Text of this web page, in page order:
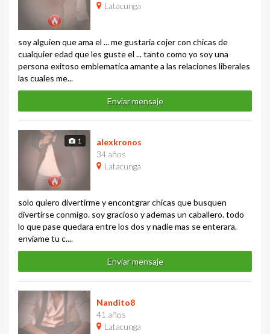
Latacunga
soy alguien que ama el ... me gustaria cojer con chicas de
cualquier edad que les guste el ... tanto como yo soy una
persona exitoso emblematica amante a las relaciones liberales
las cuales me...
Enviar mensaje
1
alexkronos
34 años
Latacunga
solo quiero divertirme y encontgrar chicas que busquen
divertirse conmigo. soy gracioso y ademas un caballero. todo
lo que pase quedara entre los dos y nadie mas se enterara.
enviame tu c....
Enviar mensaje
Nandito8
41 años
Latacunga